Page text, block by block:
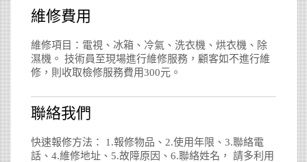
維修費用
維修項目：電視、冰箱、冷氣、洗衣機、烘衣機、除
濕機。 技術員至現場進行維修服務，顧客如不進行維
修，則收取檢修服務費用300元。
聯絡我們
快速報修方法： 1.報修物品、2.使用年限、3.聯絡電
話、4.維修地址、5.故障原因、6.聯絡姓名， 請多利用